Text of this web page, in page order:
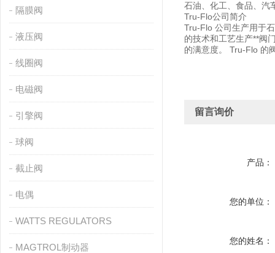
隔膜阀
液压阀
线圈阀
电磁阀
引擎阀
球阀
截止阀
电偶
WATTS REGULATORS
MAGTROL制动器
石油、化工、食品、汽
Tru-Flo公司简介
Tru-Flo 公司生产用于
的技术和工艺生产**阀
的满意度。 Tru-Flo 的
留言询价
产品：
您的单位：
您的姓名：